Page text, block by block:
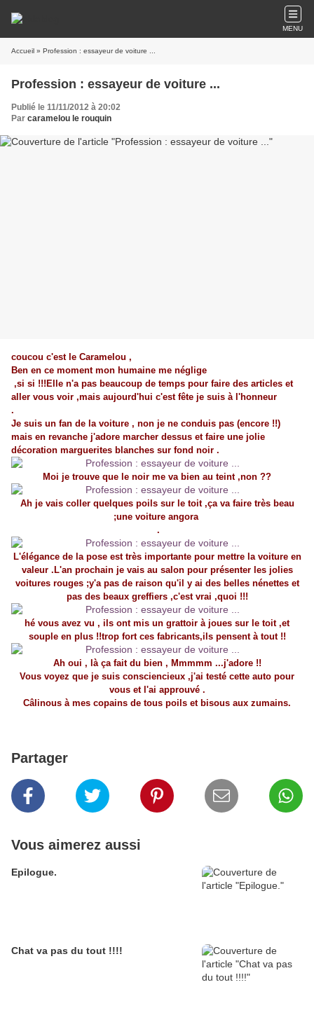
MENU
Accueil » Profession : essayeur de voiture ...
Profession : essayeur de voiture ...
Publié le 11/11/2012 à 20:02
Par caramelou le rouquin
coucou c'est le Caramelou ,
Ben en ce moment mon humaine me néglige
,si si !!!Elle n'a pas beaucoup de temps pour faire des articles et
aller vous voir ,mais aujourd'hui c'est fête je suis à l'honneur
.
Je suis un fan de la voiture , non je ne conduis pas (encore !!)
mais en revanche j'adore marcher dessus et faire une jolie
décoration marguerites blanches sur fond noir .
Moi je trouve que le noir me va bien au teint ,non ??
Ah je vais coller quelques poils sur le toit ,ça va faire très beau
;une voiture angora
.
L'élégance de la pose est très importante pour mettre la voiture en
valeur .L'an prochain je vais au salon pour présenter les jolies
voitures rouges ;y'a pas de raison qu'il y ai des belles nénettes et
pas des beaux greffiers ,c'est vrai ,quoi !!!
hé vous avez vu , ils ont mis un grattoir à joues sur le toit ,et
souple en plus !!trop fort ces fabricants,ils pensent à tout !!
Ah oui , là ça fait du bien , Mmmmm ...j'adore !!
Vous voyez que je suis consciencieux ,j'ai testé cette auto pour
vous et l'ai approuvé .
Câlinous à mes copains de tous poils et bisous aux zumains.
Partager
Vous aimerez aussi
Epilogue.
Chat va pas du tout !!!!